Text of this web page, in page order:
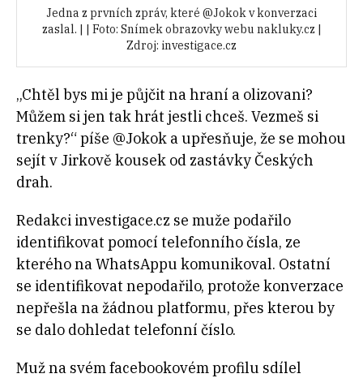
Jedna z prvních zpráv, které @Jokok v konverzaci
zaslal. | | Foto: Snímek obrazovky webu nakluky.cz |
Zdroj: investigace.cz
„Chtěl bys mi je půjčit na hraní a olizovani?
Můžem si jen tak hrát jestli chceš. Vezmeš si
trenky?“ píše @Jokok a upřesňuje, že se mohou
sejít v Jirkově kousek od zastávky Českých
drah.
Redakci investigace.cz se muže podařilo
identifikovat pomocí telefonního čísla, ze
kterého na WhatsAppu komunikoval. Ostatní
se identifikovat nepodařilo, protože konverzace
nepřešla na žádnou platformu, přes kterou by
se dalo dohledat telefonní číslo.
Muž na svém facebookovém profilu sdílel